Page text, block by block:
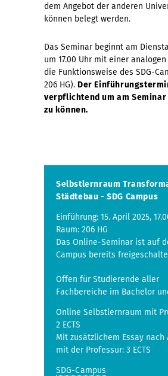
dem Angebot der anderen
können belegt werden.
Das Seminar beginnt am
um 17.00 Uhr mit einer
die Funktionsweise des SDG-
206 HG). Der
verpflichtend um am
zu können.
Selbstlernraum
Städtebau - SDG Campus
Einführung: 15. April 2025,
Raum: 206 HG
Das Online-Seminar ist auf
Campus bereits
Offen für Studierende aller
Fachbereiche im Bachelor
Online Selbstlernraum mit
2 ECTS
Mit zusätzlichem Essay nach
mit der Professur: 3 ECTS
SDG-Campus